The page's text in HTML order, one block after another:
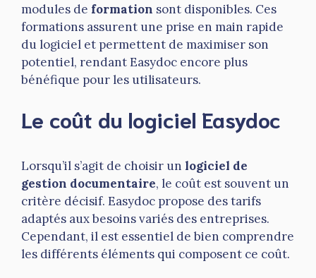
modules de formation sont disponibles. Ces
formations assurent une prise en main rapide
du logiciel et permettent de maximiser son
potentiel, rendant Easydoc encore plus
bénéfique pour les utilisateurs.
Le coût du logiciel Easydoc
Lorsqu’il s’agit de choisir un logiciel de
gestion documentaire, le coût est souvent un
critère décisif. Easydoc propose des tarifs
adaptés aux besoins variés des entreprises.
Cependant, il est essentiel de bien comprendre
les différents éléments qui composent ce coût.